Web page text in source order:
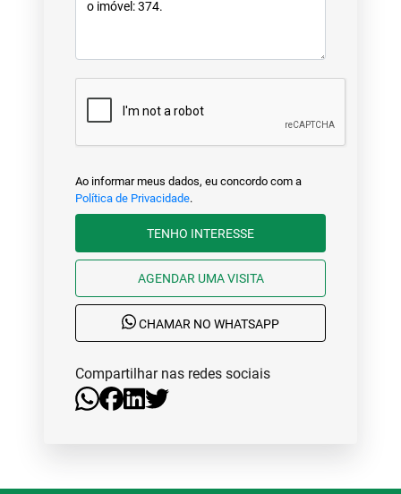
Ao informar meus dados, eu concordo com a
Política de Privacidade.
TENHO INTERESSE
AGENDAR UMA VISITA
CHAMAR NO WHATSAPP
Compartilhar nas redes sociais